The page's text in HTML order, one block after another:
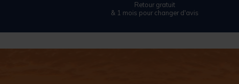
Retour gratuit
& 1 mois pour changer d'avis